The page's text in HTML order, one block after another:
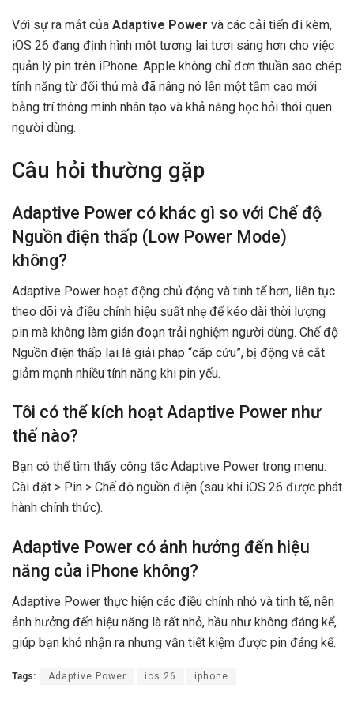
Với sự ra mắt của Adaptive Power và các cải tiến đi kèm,
iOS 26 đang định hình một tương lai tươi sáng hơn cho việc
quản lý pin trên iPhone. Apple không chỉ đơn thuần sao chép
tính năng từ đối thủ mà đã nâng nó lên một tầm cao mới
bằng trí thông minh nhân tạo và khả năng học hỏi thói quen
người dùng.
Câu hỏi thường gặp
Adaptive Power có khác gì so với Chế độ
Nguồn điện thấp (Low Power Mode)
không?
Adaptive Power hoạt động chủ động và tinh tế hơn, liên tục
theo dõi và điều chỉnh hiệu suất nhẹ để kéo dài thời lượng
pin mà không làm gián đoạn trải nghiệm người dùng. Chế độ
Nguồn điện thấp lại là giải pháp “cấp cứu”, bị động và cắt
giảm mạnh nhiều tính năng khi pin yếu.
Tôi có thể kích hoạt Adaptive Power như
thế nào?
Bạn có thể tìm thấy công tắc Adaptive Power trong menu:
Cài đặt > Pin > Chế độ nguồn điện (sau khi iOS 26 được phát
hành chính thức).
Adaptive Power có ảnh hưởng đến hiệu
năng của iPhone không?
Adaptive Power thực hiện các điều chỉnh nhỏ và tinh tế, nên
ảnh hưởng đến hiệu năng là rất nhỏ, hầu như không đáng kể,
giúp bạn khó nhận ra nhưng vẫn tiết kiệm được pin đáng kể.
Tags: Adaptive Power ios 26 iphone